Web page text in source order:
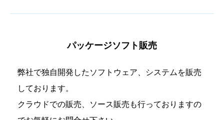
パッケージソフト販売
弊社で独自開発したソフトウェア、システムを販売
しております。
クラウドでの販売、ソース販売も行っておりますの